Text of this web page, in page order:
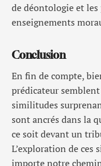
de déontologie et
enseignements
Conclusion
En fin de compte,
prédicateur
similitudes
sont ancrés dans la
ce soit devant un
L’exploration de ces
importe notre